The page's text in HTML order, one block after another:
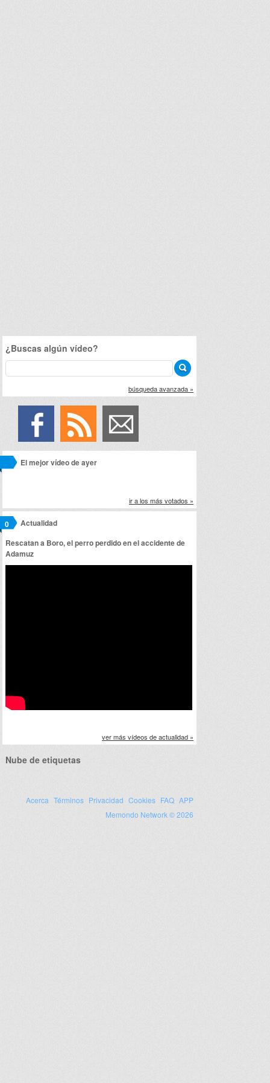
¿Buscas algún vídeo?
búsqueda avanzada »
El mejor vídeo de ayer
ir a los más votados »
Actualidad
0
Rescatan a Boro, el perro perdido en el accidente de
Adamuz
ver más vídeos de actualidad »
Nube de etiquetas
Acerca Términos Privacidad Cookies FAQ APP
Memondo Network © 2026